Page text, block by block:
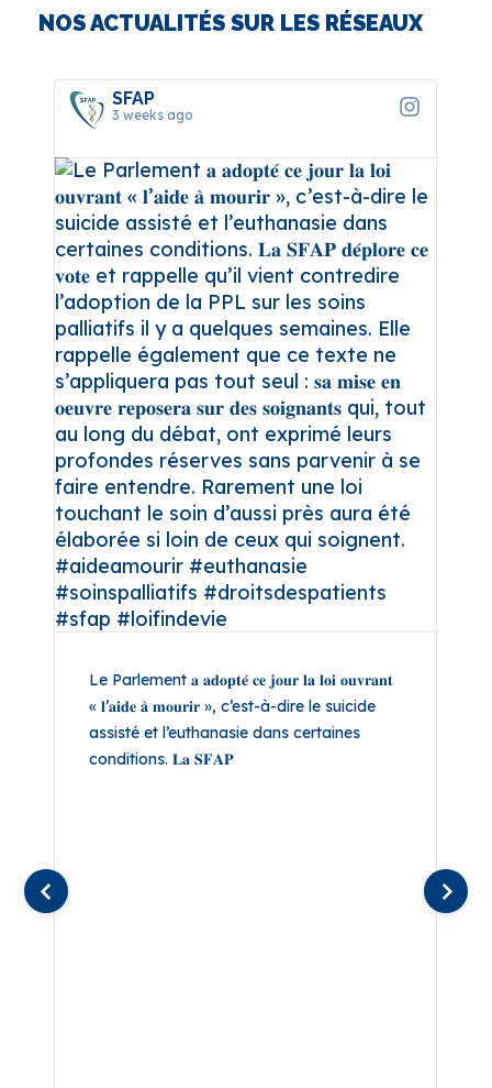
NOS ACTUALITÉS SUR LES RÉSEAUX
SFAP
3 weeks ago
Le Parlement 𝐚 𝐚𝐝𝐨𝐩𝐭𝐞́ 𝐜𝐞 𝐣𝐨𝐮𝐫 𝐥𝐚 𝐥𝐨𝐢 𝐨𝐮𝐯𝐫𝐚𝐧𝐭
« 𝐥’𝐚𝐢𝐝𝐞 𝐚̀ 𝐦𝐨𝐮𝐫𝐢𝐫 », c’est-à-dire le suicide
assisté et l’euthanasie dans certaines
conditions. 𝐋𝐚 𝐒𝐅𝐀𝐏